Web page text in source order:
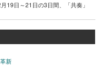
19日～21日の3日間、「共奏」
新